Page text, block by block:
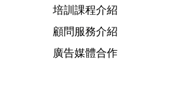
培訓課程介紹
顧問服務介紹
廣告媒體合作